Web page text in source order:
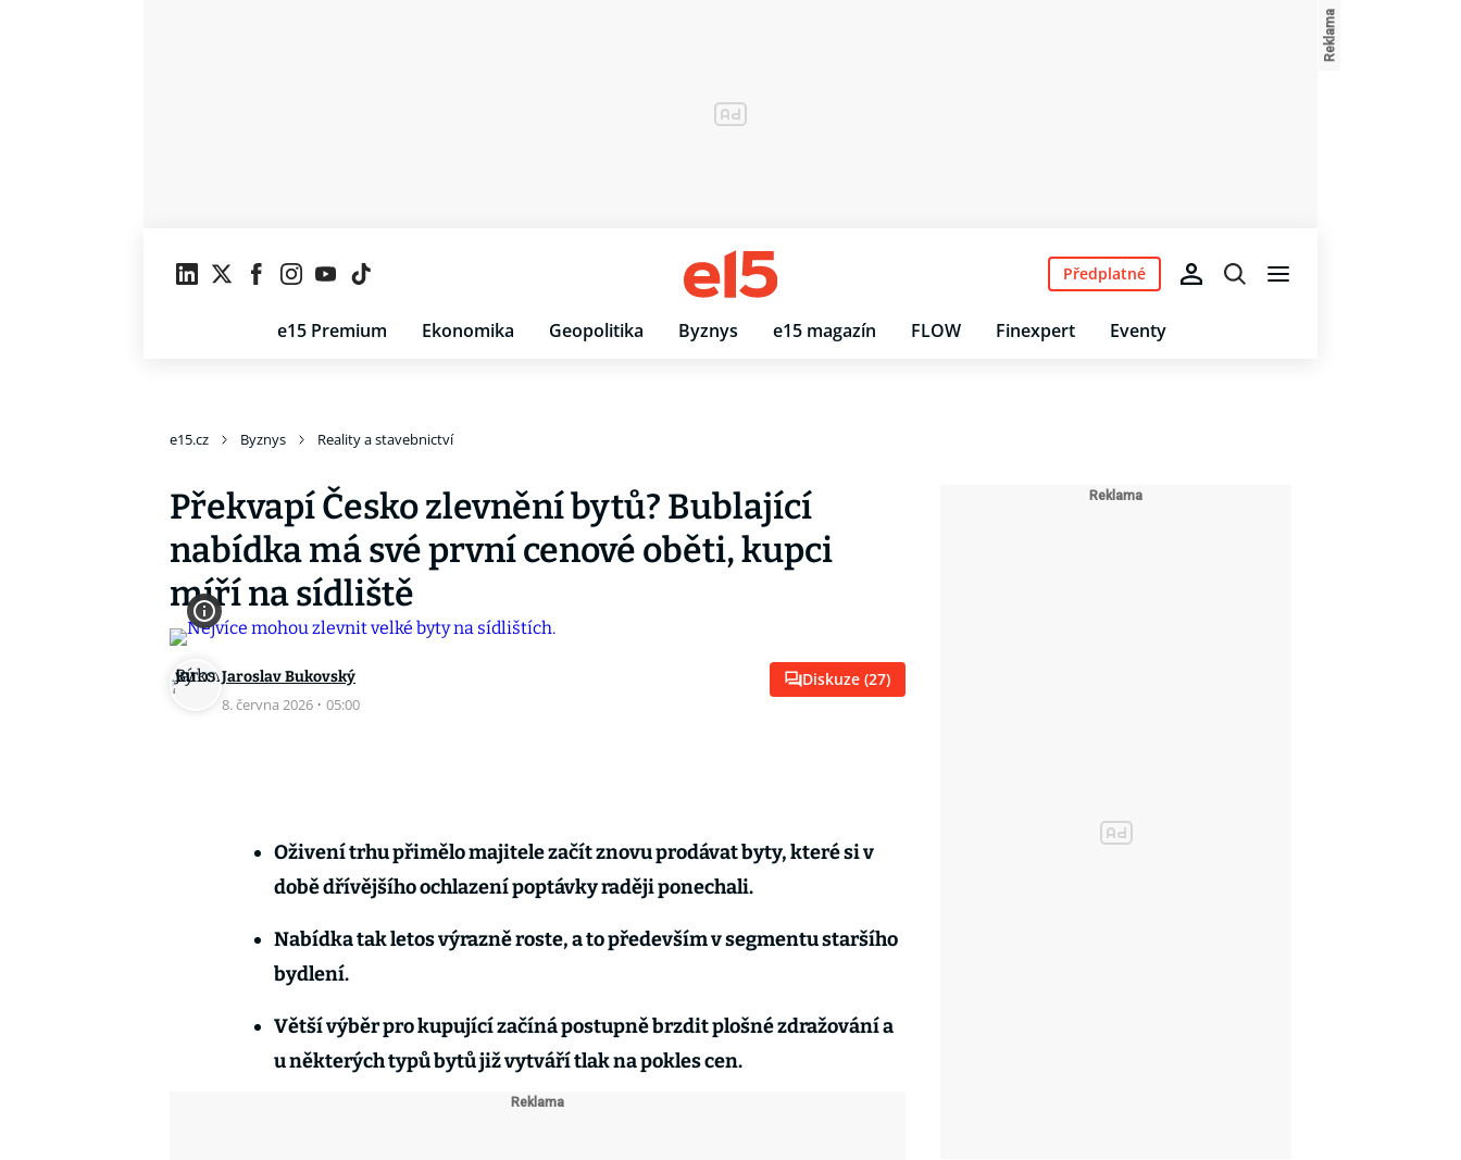
e15 Premium Ekonomika Geopolitika Byznys e15 magazín FLOW Finexpert Eventy
Předplatné
e15.cz Byznys Reality a stavebnictví
Překvapí Česko zlevnění bytů? Bublající
nabídka má své první cenové oběti, kupci
míří na sídliště
Jaroslav Bukovský
8. června 2026 · 05:00
Diskuze (27)
Oživení trhu přimělo majitele začít znovu prodávat byty, které si v
době dřívějšího ochlazení poptávky raději ponechali.
Nabídka tak letos výrazně roste, a to především v segmentu staršího
bydlení.
Větší výběr pro kupující začíná postupně brzdit plošné zdražování a
u některých typů bytů již vytváří tlak na pokles cen.